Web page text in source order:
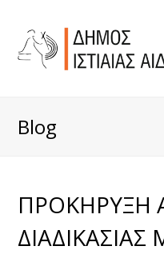
Blog
ΠΡΟΚΗΡΥΞΗ